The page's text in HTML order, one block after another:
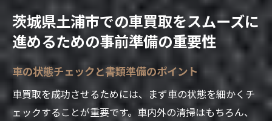
車買取業者の選び方と事前予約の重要性
見積もりを取る際の注意点とコツ
土浦市内でアクセスの良い車買取業者の選び方
とそのポイント
信頼できる買取業者を見極める基準
口コミやレビューを活用したリサーチ方法
茨城県土浦市での車買取をスムーズに
進めるための事前準備の重要性
車の状態チェックと書類準備のポイント
車買取を成功させるためには、まず車の状態を細かくチ
ェックすることが重要です。車内外の清掃はもちろん、